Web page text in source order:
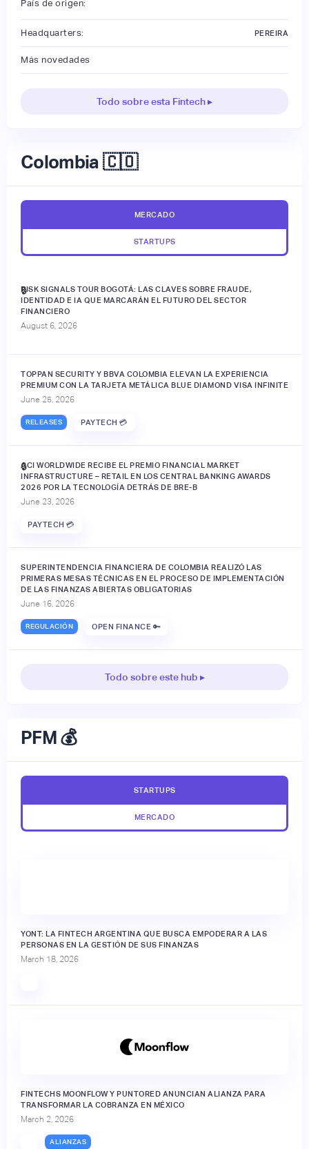
País de origen:
Headquarters: PEREIRA
Más novedades
Todo sobre esta Fintech ▸
Colombia 🇨🇴
MERCADO
STARTUPS
RISK SIGNALS TOUR BOGOTÁ: LAS CLAVES SOBRE FRAUDE,
IDENTIDAD E IA QUE MARCARÁN EL FUTURO DEL SECTOR
FINANCIERO
August 6, 2026
🔒
TOPPAN SECURITY Y BBVA COLOMBIA ELEVAN LA EXPERIENCIA
PREMIUM CON LA TARJETA METÁLICA BLUE DIAMOND VISA INFINITE
June 25, 2026
RELEASES PAYTECH 💳
ACI WORLDWIDE RECIBE EL PREMIO FINANCIAL MARKET
INFRASTRUCTURE – RETAIL EN LOS CENTRAL BANKING AWARDS
2026 POR LA TECNOLOGÍA DETRÁS DE BRE-B
June 23, 2026
PAYTECH 💳
🔒
SUPERINTENDENCIA FINANCIERA DE COLOMBIA REALIZÓ LAS
PRIMERAS MESAS TÉCNICAS EN EL PROCESO DE IMPLEMENTACIÓN
DE LAS FINANZAS ABIERTAS OBLIGATORIAS
June 16, 2026
REGULACIÓN OPEN FINANCE 🔑
Todo sobre este hub ▸
PFM 💰
STARTUPS
MERCADO
YONT: LA FINTECH ARGENTINA QUE BUSCA EMPODERAR A LAS
PERSONAS EN LA GESTIÓN DE SUS FINANZAS
March 18, 2026
FINTECHS MOONFLOW Y PUNTORED ANUNCIAN ALIANZA PARA
TRANSFORMAR LA COBRANZA EN MÉXICO
March 2, 2026
ALIANZAS